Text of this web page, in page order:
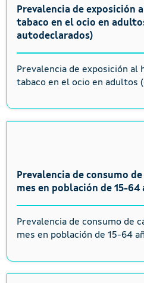
Prevalencia de exposición
tabaco en el ocio en
autodeclarados)
Prevalencia de exposición al
tabaco en el ocio en adultos
Prevalencia de consumo
mes en población de 15-64
Prevalencia de consumo de
mes en población de 15-64